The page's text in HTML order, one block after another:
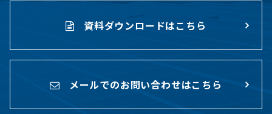
資料ダウンロードはこちら
メールでのお問い合わせはこちら